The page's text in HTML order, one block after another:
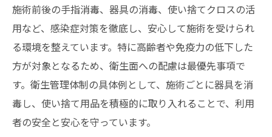
施術前後の手指消毒、器具の消毒、使い捨てクロスの活
用など、感染症対策を徹底し、安心して施術を受けられ
る環境を整えています。特に高齢者や免疫力の低下した
方が対象となるため、衛生面への配慮は最優先事項で
す。衛生管理体制の具体例として、施術ごとに器具を消
毒し、使い捨て用品を積極的に取り入れることで、利用
者の安全と安心を守っています。